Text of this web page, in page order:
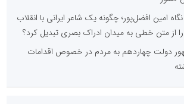
امین افضل‌پور؛ چگونه یک شاعر ایرانی با انقلاب
از متن خطی به میدان ادراک بصری تبدیل کرد؟
دولت چهاردهم به مردم در خصوص اقدامات